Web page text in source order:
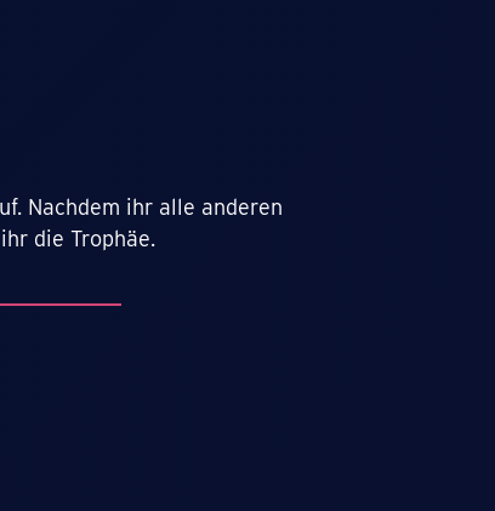
Nachdem ihr alle anderen
die Trophäe.